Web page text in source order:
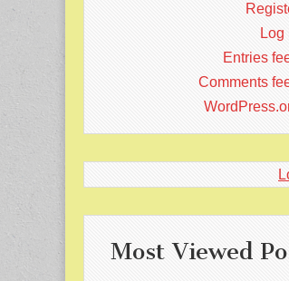
Log
Entries
Comments
Most Viewed